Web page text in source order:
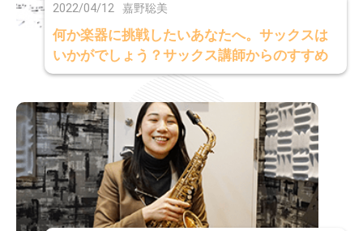
2022/04/12 嘉野聡美
何か楽器に挑戦したいあなたへ。サックスは
いかがでしょう？サックス講師からのすすめ